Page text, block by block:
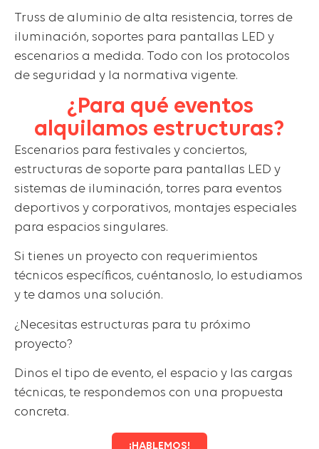
Truss de aluminio de alta resistencia, torres de
iluminación, soportes para pantallas LED y
escenarios a medida. Todo con los protocolos
de seguridad y la normativa vigente.
¿Para qué eventos
alquilamos estructuras?
Escenarios para festivales y conciertos,
estructuras de soporte para pantallas LED y
sistemas de iluminación, torres para eventos
deportivos y corporativos, montajes especiales
para espacios singulares.
Si tienes un proyecto con requerimientos
técnicos específicos, cuéntanoslo, lo estudiamos
y te damos una solución.
¿Necesitas estructuras para tu próximo
proyecto?
Dinos el tipo de evento, el espacio y las cargas
técnicas, te respondemos con una propuesta
concreta.
¡HABLEMOS!